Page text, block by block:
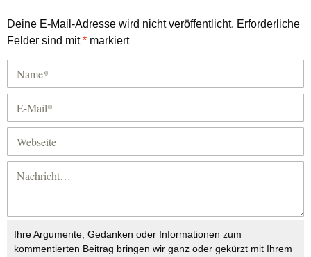
Deine E-Mail-Adresse wird nicht veröffentlicht. Erforderliche
Felder sind mit* markiert
Ihre Argumente, Gedanken oder Informationen zum
kommentierten Beitrag bringen wir ganz oder gekürzt mit Ihrem